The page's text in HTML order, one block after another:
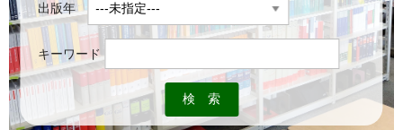
出版年
キーワード